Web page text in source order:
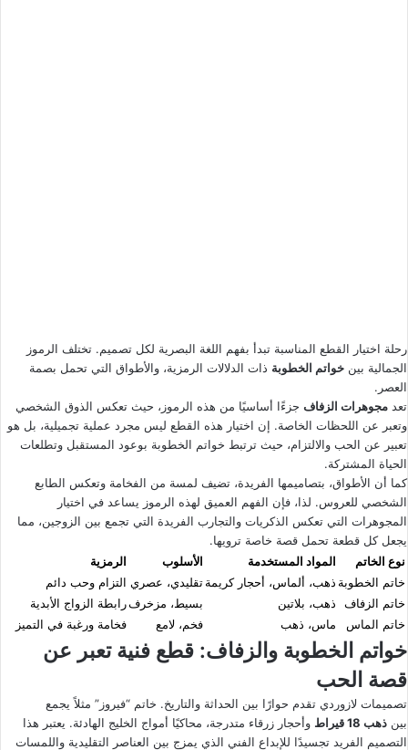
رحلة اختيار القطع المناسبة تبدأ بفهم اللغة البصرية لكل تصميم. تختلف الرموز
الجمالية بين خواتم الخطوبة ذات الدلالات الرمزية، والأطواق التي تحمل بصمة
العصر.
تعد مجوهرات الزفاف جزءًا أساسيًا من هذه الرموز، حيث تعكس الذوق الشخصي
وتعبر عن اللحظات الخاصة. إن اختيار هذه القطع ليس مجرد عملية تجميلية، بل هو
تعبير عن الحب والالتزام، حيث ترتبط خواتم الخطوبة بوعود المستقبل وتطلعات
الحياة المشتركة.
كما أن الأطواق، بتصاميمها الفريدة، تضيف لمسة من الفخامة وتعكس الطابع
الشخصي للعروس. لذا، فإن الفهم العميق لهذه الرموز يساعد في اختيار
المجوهرات التي تعكس الذكريات والتجارب الفريدة التي تجمع بين الزوجين، مما
يجعل كل قطعة تحمل قصة خاصة ترويها.
نوع الخاتم
المواد المستخدمة الأسلوب
الرمزية
خاتم الخطوبة ذهب، ألماس، أحجار كريمةتقليدي، عصري التزام وحب دائم
خاتم الزفاف
ذهب، بلاتين بسيط، مزخرفرابطة الزواج الأبدية
خاتم الماس
ماس، ذهب فخم، لامع فخامة ورغبة في التميز
خواتم الخطوبة والزفاف: قطع فنية تعبر عن
قصة الحب
تصميمات لازوردي تقدم حوارًا بين الحداثة والتاريخ. خاتم “فيروز” مثلاً يجمع
بين ذهب 18 قيراط
وأحجار زرقاء متدرجة، محاكيًا أمواج الخليج الهادئة. يعتبر هذا
التصميم الفريد تجسيدًا للإبداع الفني الذي يمزج بين العناصر التقليدية واللمسات